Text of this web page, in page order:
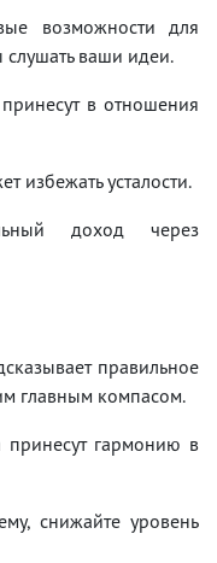
возможности для
ваши идеи.
в отношения
избежать усталости.
доход через
правильное
главным компасом.
принесут гармонию в
снижайте уровень